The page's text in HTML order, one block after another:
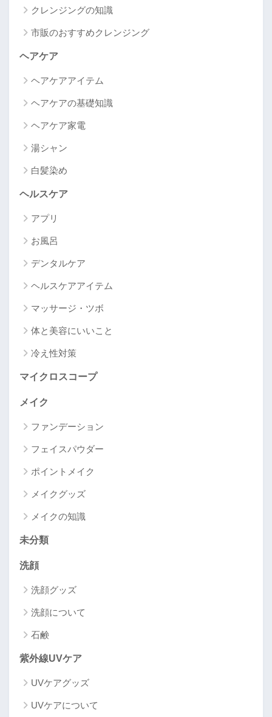
クレンジングの知識
市販のおすすめクレンジング
ヘアケア
ヘアケアアイテム
ヘアケアの基礎知識
ヘアケア家電
湯シャン
白髪染め
ヘルスケア
アプリ
お風呂
デンタルケア
ヘルスケアアイテム
マッサージ・ツボ
体と美容にいいこと
冷え性対策
マイクロスコープ
メイク
ファンデーション
フェイスパウダー
ポイントメイク
メイクグッズ
メイクの知識
未分類
洗顔
洗顔グッズ
洗顔について
石鹸
紫外線UVケア
UVケアグッズ
UVケアについて